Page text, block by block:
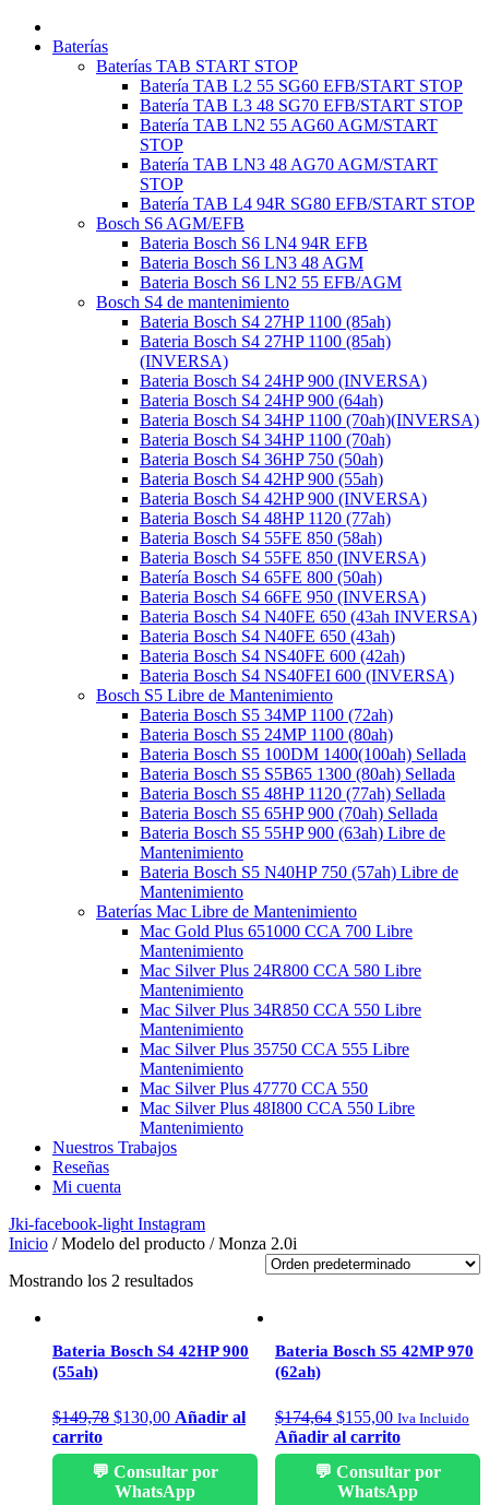
Baterías
Baterías TAB START STOP
Batería TAB L2 55 SG60 EFB/START STOP
Batería TAB L3 48 SG70 EFB/START STOP
Batería TAB LN2 55 AG60 AGM/START
STOP
Batería TAB LN3 48 AG70 AGM/START
STOP
Batería TAB L4 94R SG80 EFB/START STOP
Bosch S6 AGM/EFB
Bateria Bosch S6 LN4 94R EFB
Bateria Bosch S6 LN3 48 AGM
Bateria Bosch S6 LN2 55 EFB/AGM
Bosch S4 de mantenimiento
Bateria Bosch S4 27HP 1100 (85ah)
Bateria Bosch S4 27HP 1100 (85ah)
(INVERSA)
Bateria Bosch S4 24HP 900 (INVERSA)
Bateria Bosch S4 24HP 900 (64ah)
Bateria Bosch S4 34HP 1100 (70ah)(INVERSA)
Bateria Bosch S4 34HP 1100 (70ah)
Bateria Bosch S4 36HP 750 (50ah)
Bateria Bosch S4 42HP 900 (55ah)
Bateria Bosch S4 42HP 900 (INVERSA)
Bateria Bosch S4 48HP 1120 (77ah)
Bateria Bosch S4 55FE 850 (58ah)
Bateria Bosch S4 55FE 850 (INVERSA)
Batería Bosch S4 65FE 800 (50ah)
Bateria Bosch S4 66FE 950 (INVERSA)
Bateria Bosch S4 N40FE 650 (43ah INVERSA)
Bateria Bosch S4 N40FE 650 (43ah)
Bateria Bosch S4 NS40FE 600 (42ah)
Bateria Bosch S4 NS40FEI 600 (INVERSA)
Bosch S5 Libre de Mantenimiento
Bateria Bosch S5 34MP 1100 (72ah)
Bateria Bosch S5 24MP 1100 (80ah)
Bateria Bosch S5 100DM 1400(100ah) Sellada
Bateria Bosch S5 S5B65 1300 (80ah) Sellada
Bateria Bosch S5 48HP 1120 (77ah) Sellada
Bateria Bosch S5 65HP 900 (70ah) Sellada
Bateria Bosch S5 55HP 900 (63ah) Libre de
Mantenimiento
Bateria Bosch S5 N40HP 750 (57ah) Libre de
Mantenimiento
Baterías Mac Libre de Mantenimiento
Mac Gold Plus 651000 CCA 700 Libre
Mantenimiento
Mac Silver Plus 24R800 CCA 580 Libre
Mantenimiento
Mac Silver Plus 34R850 CCA 550 Libre
Mantenimiento
Mac Silver Plus 35750 CCA 555 Libre
Mantenimiento
Mac Silver Plus 47770 CCA 550
Mac Silver Plus 48I800 CCA 550 Libre
Mantenimiento
Nuestros Trabajos
Reseñas
Mi cuenta
Jki-facebook-light Instagram
Inicio / Modelo del producto / Monza 2.0i
Mostrando los 2 resultados
Bateria Bosch S4 42HP 900
(55ah)
$149,78 El
original
era:
$149,78.
$130,00El
actual
es:
$130,00.
Añadir al
carrito
💬 Consultar por
WhatsApp
Bateria Bosch S5 42MP 970
(62ah)
$174,64 El
precio
original
era:
$174,64.
$155,00El
precio
actual
es:
$155,00.
Iva Incluido
Añadir al carrito
💬 Consultar por
WhatsApp